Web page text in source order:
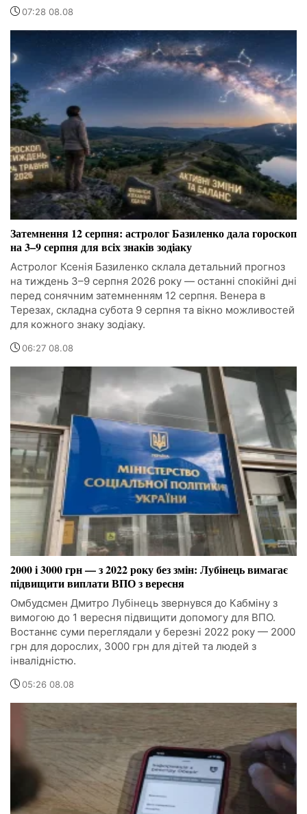
07:28 08.08
Затемнення 12 серпня: астролог Базиленко дала гороскоп
на 3–9 серпня для всіх знаків зодіаку
Астролог Ксенія Базиленко склала детальний прогноз
на тиждень 3–9 серпня 2026 року — останні спокійні дні
перед сонячним затемненням 12 серпня. Венера в
Терезах, складна субота 9 серпня та вікно можливостей
для кожного знаку зодіаку.
06:27 08.08
2000 і 3000 грн — з 2022 року без змін: Лубінець вимагає
підвищити виплати ВПО з вересня
Омбудсмен Дмитро Лубінець звернувся до Кабміну з
вимогою до 1 вересня підвищити допомогу для ВПО.
Востаннє суми переглядали у березні 2022 року — 2000
грн для дорослих, 3000 грн для дітей та людей з
інвалідністю.
05:26 08.08